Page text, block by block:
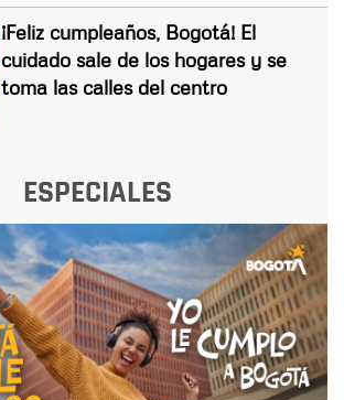
¡Feliz cumpleaños, Bogotá! El
cuidado sale de los hogares y se
toma las calles del centro
ESPECIALES